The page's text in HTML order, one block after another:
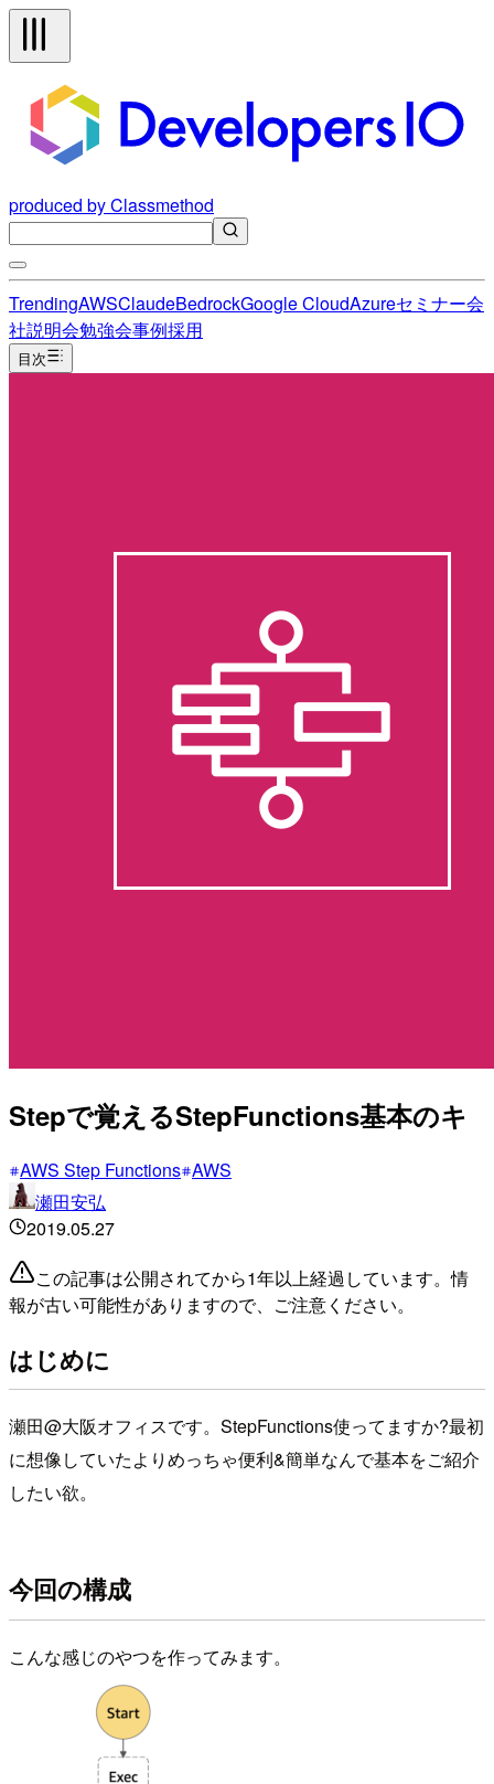
produced by Classmethod
TrendingAWSClaudeBedrockGoogle CloudAzureセミナー会
社説明会勉強会事例採用
目次
Stepで覚えるStepFunctions基本のキ
AWS Step Functions AWS
瀬田安弘
2019.05.27
この記事は公開されてから1年以上経過しています。情
報が古い可能性がありますので、ご注意ください。
はじめに
瀬田@大阪オフィスです。StepFunctions使ってますか?最初
に想像していたよりめっちゃ便利&簡単なんで基本をご紹介
したい欲。
今回の構成
こんな感じのやつを作ってみます。